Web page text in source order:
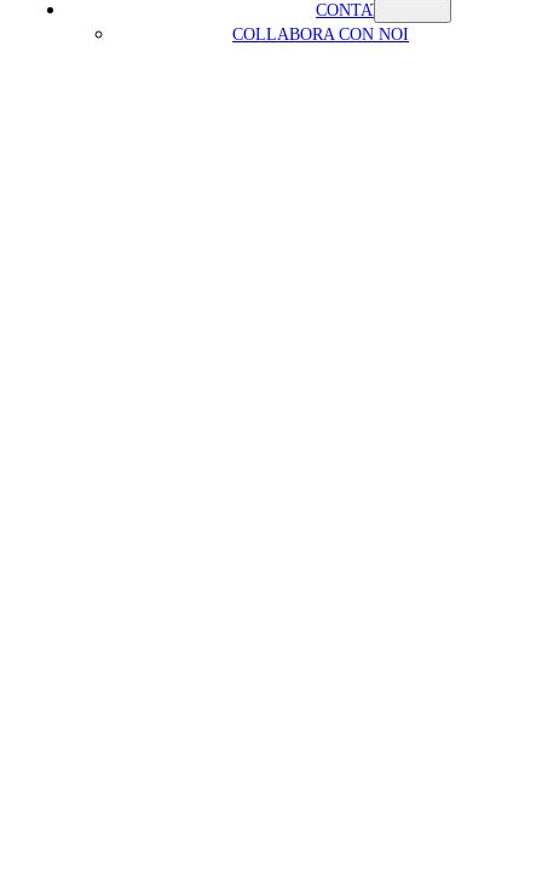
CONTATTI
COLLABORA CON NOI